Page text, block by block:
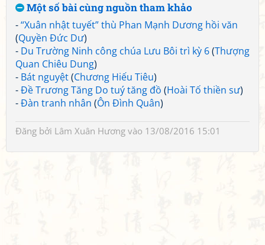
Một số bài cùng nguồn tham khảo
-“Xuân nhật tuyết” thù Phan Mạnh Dương hồi văn
(Quyền Đức Dư)
- Du Trường Ninh công chúa Lưu Bôi trì kỳ 6(Thượng
Quan Chiêu Dung)
- Bát nguyệt(Chương Hiếu Tiêu)
-Đề Trương Tăng Do tuý tăng đồ (Hoài Tố thiền sư)
-Đàn tranh nhân (Ôn Đình Quân)
Đăng bởi Lâm Xuân Hương vào 13/08/2016 15:01